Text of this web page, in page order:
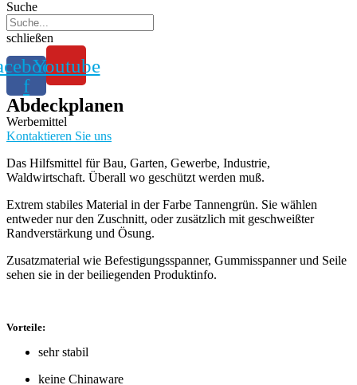
Suche
schließen
f
Youtube
Abdeckplanen
Werbemittel
Kontaktieren Sie uns
Das Hilfsmittel für Bau, Garten, Gewerbe, Industrie,
Waldwirtschaft. Überall wo geschützt werden muß.
Extrem stabiles Material in der Farbe Tannengrün. Sie wählen
entweder nur den Zuschnitt, oder zusätzlich mit geschweißter
Randverstärkung und Ösung.
Zusatzmaterial wie Befestigungsspanner, Gummisspanner und Seile
sehen sie in der beiliegenden Produktinfo.
Vorteile:
sehr stabil
keine Chinaware